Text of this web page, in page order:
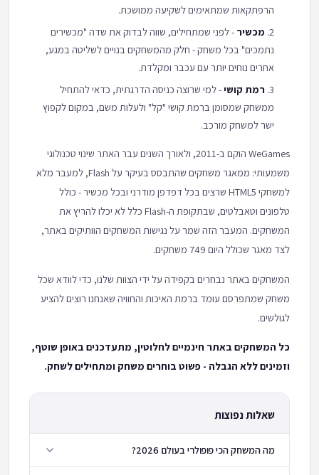
הרפתקאות שמתאימים לשקיעה ממושכת.
מכשיר - לפני שמתחילים, שווה לבדוק את שדה "מכשירים
נתמכים" בכל משחק - חלק מהמשחקים בנויים לשליטה במגע,
אחרים נוחים יותר עם עכבר ומקלדת.
רמת קושי- למי שרוצה כניסה הדרגתית, כדאי להתחיל
ממשחק שמסומן ברמת קושי "קל" ולעלות משם, במקום לקפוץ
ישר למשחק מורכב.
WeGames הוקם ב-2011, ולאורך השנים עבר האתר שינוי טכנולוגי
משמעותי: ממאגר משחקים שהתבסס בעיקר על Flash, למעבר מלא
למשחקי HTML5 שרצים בכל דפדפן מודרני ובכל מכשיר - כולל
טלפונים וטאבלטים, שבתקופת ה-Flash כלל לא יכלו להריץ את
המשחקים. המעבר הזה שמר על נגישות המשחקים הוותיקים באתר,
לצד מאגר שכולל היום 749 משחקים.
המשחקים באתר נבחרים בקפידה על ידי הצוות שלנו, כדי לוודא שכל
משחק שמתפרסם עומד ברמת האיכות והחוויה שאנחנו רוצים להציע
לגולשים.
כל המשחקים באתר חינמיים לחלוטין, מתעדכנים באופן שוטף,
וזמינים ללא הגבלה - פשוט בוחרים משחק ומתחילים לשחק.
שאלות נפוצות
מה המשחק הכי פופולרי בעולם 2026?